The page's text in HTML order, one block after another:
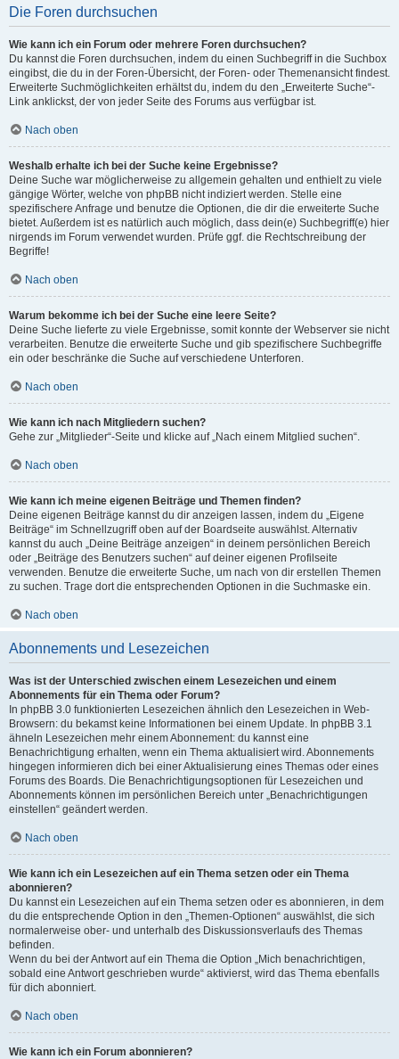
Die Foren durchsuchen
Wie kann ich ein Forum oder mehrere Foren durchsuchen?
Du kannst die Foren durchsuchen, indem du einen Suchbegriff in die Suchbox
eingibst, die du in der Foren-Übersicht, der Foren- oder Themenansicht findest.
Erweiterte Suchmöglichkeiten erhältst du, indem du den „Erweiterte Suche“-
Link anklickst, der von jeder Seite des Forums aus verfügbar ist.
Nach oben
Weshalb erhalte ich bei der Suche keine Ergebnisse?
Deine Suche war möglicherweise zu allgemein gehalten und enthielt zu viele
gängige Wörter, welche von phpBB nicht indiziert werden. Stelle eine
spezifischere Anfrage und benutze die Optionen, die dir die erweiterte Suche
bietet. Außerdem ist es natürlich auch möglich, dass dein(e) Suchbegriff(e) hier
nirgends im Forum verwendet wurden. Prüfe ggf. die Rechtschreibung der
Begriffe!
Nach oben
Warum bekomme ich bei der Suche eine leere Seite?
Deine Suche lieferte zu viele Ergebnisse, somit konnte der Webserver sie nicht
verarbeiten. Benutze die erweiterte Suche und gib spezifischere Suchbegriffe
ein oder beschränke die Suche auf verschiedene Unterforen.
Nach oben
Wie kann ich nach Mitgliedern suchen?
Gehe zur „Mitglieder“-Seite und klicke auf „Nach einem Mitglied suchen“.
Nach oben
Wie kann ich meine eigenen Beiträge und Themen finden?
Deine eigenen Beiträge kannst du dir anzeigen lassen, indem du „Eigene
Beiträge“ im Schnellzugriff oben auf der Boardseite auswählst. Alternativ
kannst du auch „Deine Beiträge anzeigen“ in deinem persönlichen Bereich
oder „Beiträge des Benutzers suchen“ auf deiner eigenen Profilseite
verwenden. Benutze die erweiterte Suche, um nach von dir erstellen Themen
zu suchen. Trage dort die entsprechenden Optionen in die Suchmaske ein.
Nach oben
Abonnements und Lesezeichen
Was ist der Unterschied zwischen einem Lesezeichen und einem
Abonnements für ein Thema oder Forum?
In phpBB 3.0 funktionierten Lesezeichen ähnlich den Lesezeichen in Web-
Browsern: du bekamst keine Informationen bei einem Update. In phpBB 3.1
ähneln Lesezeichen mehr einem Abonnement: du kannst eine
Benachrichtigung erhalten, wenn ein Thema aktualisiert wird. Abonnements
hingegen informieren dich bei einer Aktualisierung eines Themas oder eines
Forums des Boards. Die Benachrichtigungsoptionen für Lesezeichen und
Abonnements können im persönlichen Bereich unter „Benachrichtigungen
einstellen“ geändert werden.
Nach oben
Wie kann ich ein Lesezeichen auf ein Thema setzen oder ein Thema
abonnieren?
Du kannst ein Lesezeichen auf ein Thema setzen oder es abonnieren, in dem
du die entsprechende Option in den „Themen-Optionen“ auswählst, die sich
normalerweise ober- und unterhalb des Diskussionsverlaufs des Themas
befinden.
Wenn du bei der Antwort auf ein Thema die Option „Mich benachrichtigen,
sobald eine Antwort geschrieben wurde“ aktivierst, wird das Thema ebenfalls
für dich abonniert.
Nach oben
Wie kann ich ein Forum abonnieren?